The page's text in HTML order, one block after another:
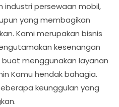
industri persewaan mobil,
yang membagikan
Kami merupakan bisnis
kesenangan
menggunakan layanan
Kamu hendak bahagia.
keunggulan yang